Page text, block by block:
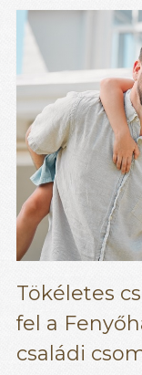
Tökéletes
fel a
családi